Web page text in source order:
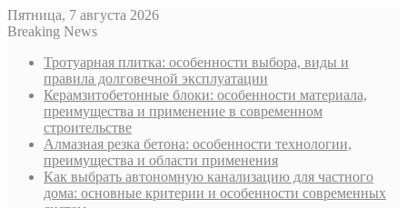
Пятница, 7 августа 2026
Breaking News
Тротуарная плитка: особенности выбора, виды и
правила долговечной эксплуатации
Керамзитобетонные блоки: особенности материала,
преимущества и применение в современном
строительстве
Алмазная резка бетона: особенности технологии,
преимущества и области применения
Как выбрать автономную канализацию для частного
дома: основные критерии и особенности современных